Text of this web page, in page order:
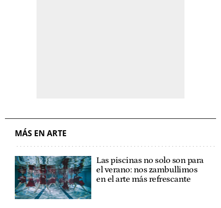
MÁS EN ARTE
Las piscinas no solo son para
el verano: nos zambullimos
en el arte más refrescante